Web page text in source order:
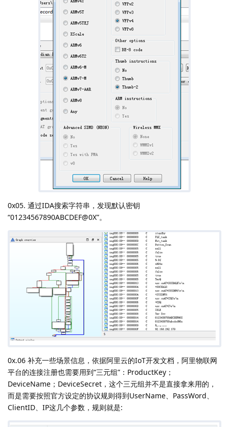
0x05. 通过IDA搜索字符串，发现默认密钥
“01234567890ABCDEF@0X”。
0x.06 补充一些场景信息，依据阿里云的IoT开发文档，阿里物联网
平台的连接注册也需要用到“三元组”：ProductKey；
DeviceName；DeviceSecret，这个三元组并不是直接拿来用的，
而是需要按照官方设定的协议规则得到UserName、PassWord、
ClientID、IP这几个参数，规则就是: